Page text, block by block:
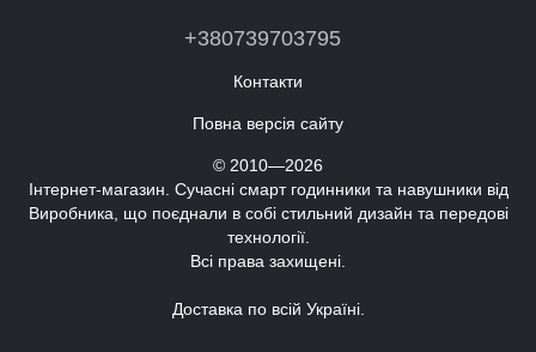
+380739703795
Контакти
Повна версія сайту
© 2010—2026
Інтернет-магазин. Сучасні смарт годинники та навушники від
Виробника, що поєднали в собі стильний дизайн та передові
технології.
Всі права захищені.
Доставка по всій Україні.